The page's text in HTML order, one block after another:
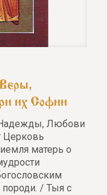
их Софии
Любови
Церковь
матерь о
/ Тыя с